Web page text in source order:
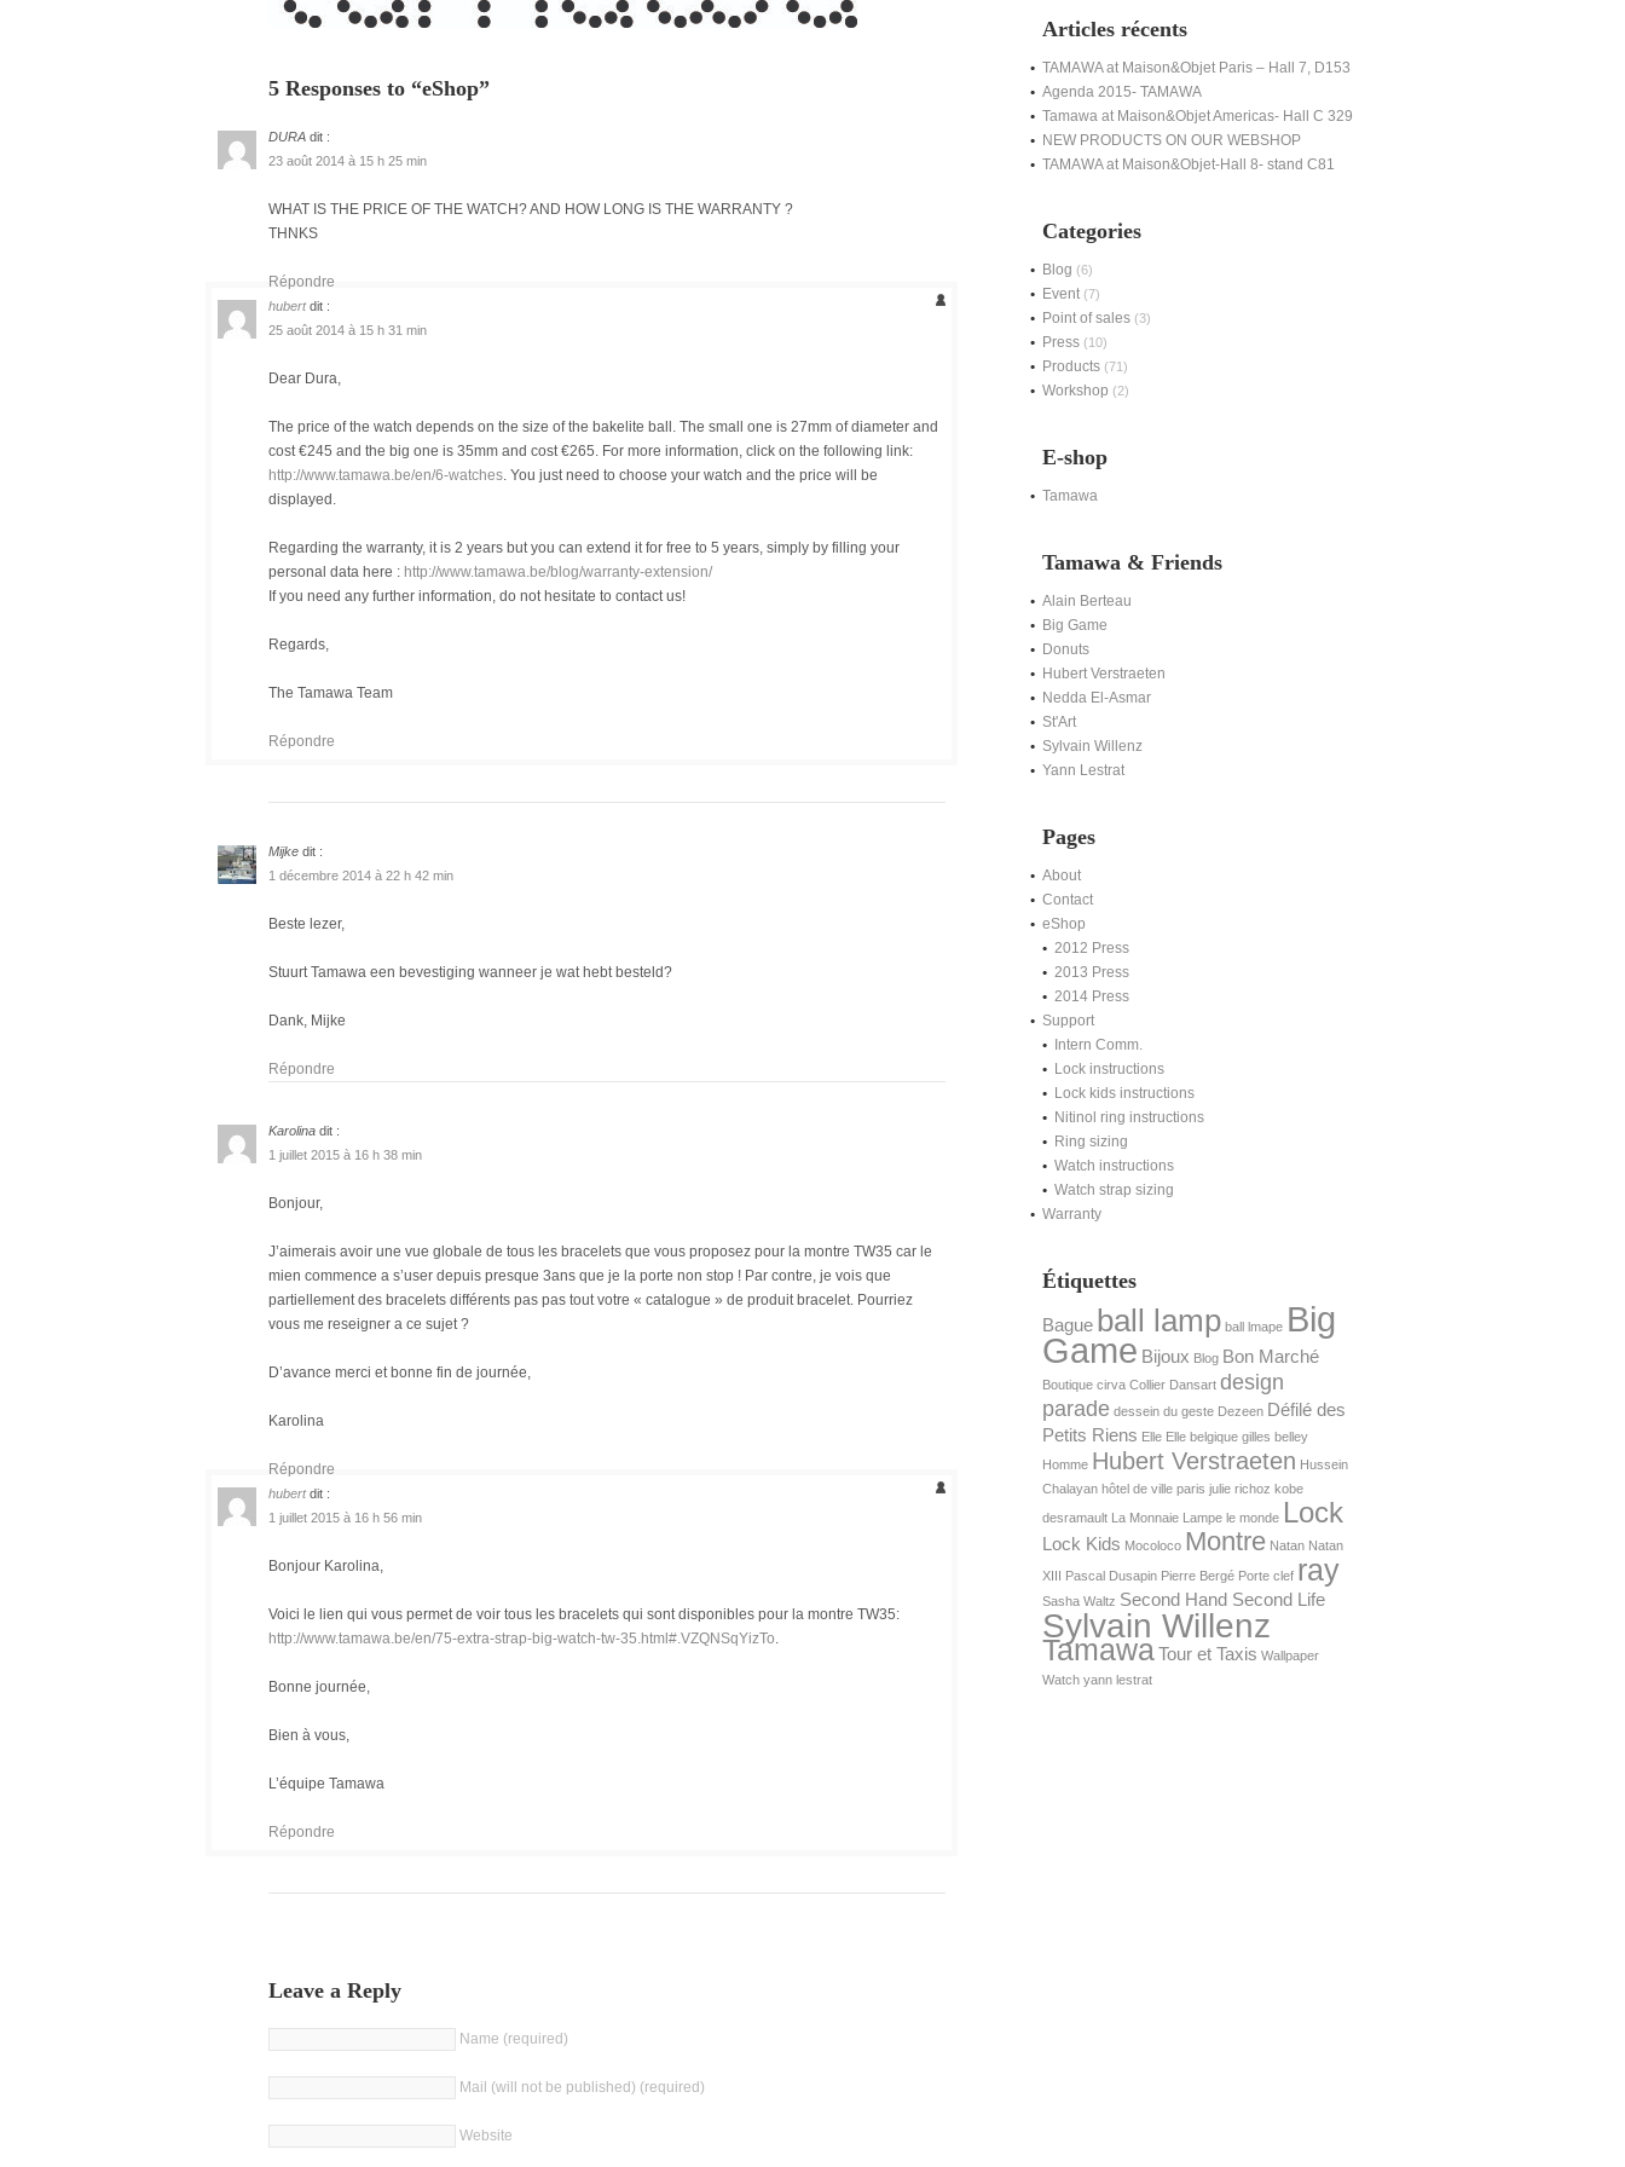
5 Responses to “eShop”
DURA dit :
23 août 2014 à 15 h 25 min
WHAT IS THE PRICE OF THE WATCH? AND HOW LONG IS THE WARRANTY ?
THNKS
Répondre
hubert dit :
25 août 2014 à 15 h 31 min
Dear Dura,
The price of the watch depends on the size of the bakelite ball. The small one is 27mm of diameter and
cost €245 and the big one is 35mm and cost €265. For more information, click on the following link:
http://www.tamawa.be/en/6-watches. You just need to choose your watch and the price will be
displayed.
Regarding the warranty, it is 2 years but you can extend it for free to 5 years, simply by filling your
personal data here : http://www.tamawa.be/blog/warranty-extension/
If you need any further information, do not hesitate to contact us!
Regards,
The Tamawa Team
Répondre
Mijke dit :
1 décembre 2014 à 22 h 42 min
Beste lezer,
Stuurt Tamawa een bevestiging wanneer je wat hebt besteld?
Dank, Mijke
Répondre
Karolina dit :
1 juillet 2015 à 16 h 38 min
Bonjour,
J’aimerais avoir une vue globale de tous les bracelets que vous proposez pour la montre TW35 car le
mien commence a s’user depuis presque 3ans que je la porte non stop ! Par contre, je vois que
partiellement des bracelets différents pas pas tout votre « catalogue » de produit bracelet. Pourriez
vous me reseigner a ce sujet ?
D’avance merci et bonne fin de journée,
Karolina
Répondre
hubert dit :
1 juillet 2015 à 16 h 56 min
Bonjour Karolina,
Voici le lien qui vous permet de voir tous les bracelets qui sont disponibles pour la montre TW35:
http://www.tamawa.be/en/75-extra-strap-big-watch-tw-35.html#.VZQNSqYizTo.
Bonne journée,
Bien à vous,
L’équipe Tamawa
Répondre
Leave a Reply
Name (required)
Mail (will not be published) (required)
Website
Articles récents
TAMAWA at Maison&Objet Paris – Hall 7, D153
Agenda 2015- TAMAWA
Tamawa at Maison&Objet Americas- Hall C 329
NEW PRODUCTS ON OUR WEBSHOP
TAMAWA at Maison&Objet-Hall 8- stand C81
Categories
Blog (6)
Event (7)
Point of sales (3)
Press (10)
Products (71)
Workshop (2)
E-shop
Tamawa
Tamawa & Friends
Alain Berteau
Big Game
Donuts
Hubert Verstraeten
Nedda El-Asmar
St'Art
Sylvain Willenz
Yann Lestrat
Pages
About
Contact
eShop
2012 Press
2013 Press
2014 Press
Support
Intern Comm.
Lock instructions
Lock kids instructions
Nitinol ring instructions
Ring sizing
Watch instructions
Watch strap sizing
Warranty
Étiquettes
Bague ball lamp ball lmape Big
Game Bijoux Blog Bon Marché
Boutique cirva Collier Dansart design
parade dessein du geste Dezeen Défilé des
Petits Riens Elle Elle belgique gilles belley
Homme Hubert Verstraeten Hussein
Chalayan hôtel de ville paris julie richoz kobe
desramault La Monnaie Lampe le monde Lock
Lock Kids Mocoloco Montre Natan Natan
XIII Pascal Dusapin Pierre Bergé Porte clef ray
Sasha Waltz Second Hand Second Life
Sylvain Willenz
TamawaTour et Taxis Wallpaper
Watch yann lestrat